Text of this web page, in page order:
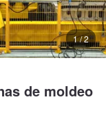
1 / 2
de moldeo